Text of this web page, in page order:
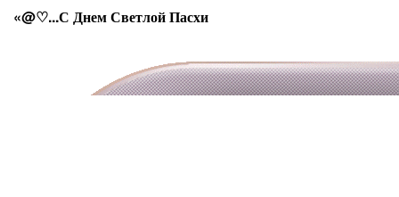
«@♡...С Днем Светлой Пасхи